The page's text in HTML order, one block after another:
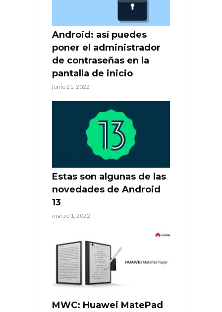
Android: así puedes
poner el administrador
de contraseñas en la
pantalla de inicio
junio 21, 2022
Estas son algunas de las
novedades de Android
13
marzo 1, 2022
MWC: Huawei MatePad